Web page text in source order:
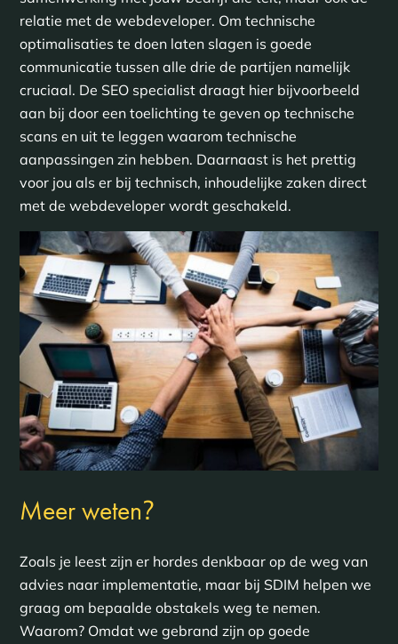
relatie met de webdeveloper. Om technische
optimalisaties te doen laten slagen is goede
communicatie tussen alle drie de partijen namelijk
cruciaal. De SEO specialist draagt hier bijvoorbeeld
aan bij door een toelichting te geven op technische
scans en uit te leggen waarom technische
aanpassingen zin hebben. Daarnaast is het prettig
voor jou als er bij technisch, inhoudelijke zaken direct
met de webdeveloper wordt geschakeld.
Meer weten?
Zoals je leest zijn er hordes denkbaar op de weg van
advies naar implementatie, maar bij SDIM helpen we
graag om bepaalde obstakels weg te nemen.
Waarom? Omdat we gebrand zijn op goede